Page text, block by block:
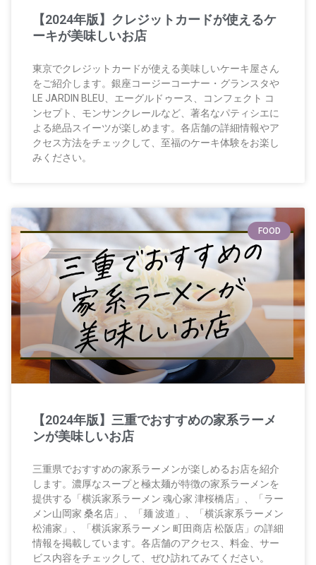
【2024年版】クレジットカードが使えるケ
ーキが美味しいお店
東京でクレジットカードが使える美味しいケーキ屋さん
をご紹介します。銀座コージーコーナー・グランスタや
LE JARDIN BLEU、エーグルドゥース、コンフェクト コ
ンセプト、モンサンクレールなど、著名なパティシエに
よる絶品スイーツが楽しめます。各店舗の詳細情報やア
クセス方法をチェックして、至福のケーキ体験をお楽し
みください。
FOOD
【2024年版】三重でおすすめの家系ラーメ
ンが美味しいお店
三重県でおすすめの家系ラーメンが楽しめるお店を紹介
します。濃厚なスープと極太麺が特徴の家系ラーメンを
提供する「横浜家系ラーメン 魂心家 津桜橋店」、「ラー
メン山岡家 桑名店」、「麺 波道」、「横浜家系ラーメン
松浦家」、「横浜家系ラーメン 町田商店 松阪店」の詳細
情報を掲載しています。各店舗のアクセス、料金、サー
ビス内容をチェックして、ぜひ訪れてみてください。